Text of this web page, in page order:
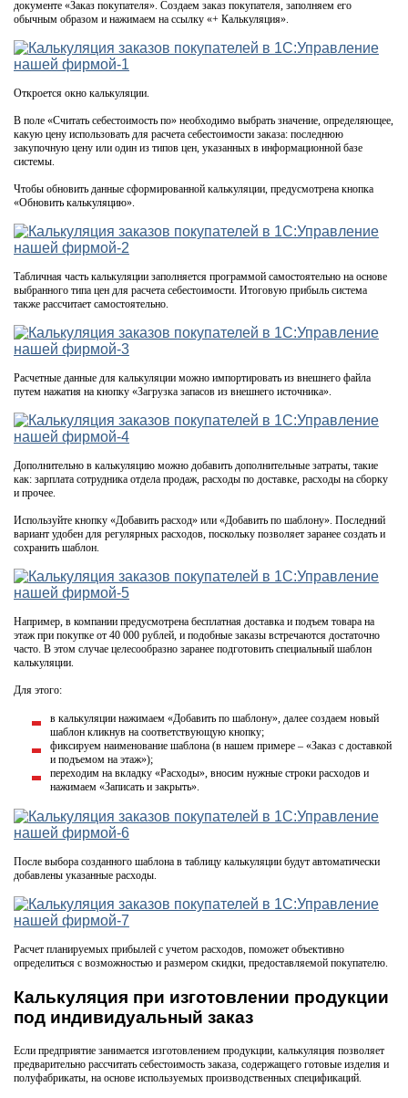
документе «Заказ покупателя». Создаем заказ покупателя, заполняем его
обычным образом и нажимаем на ссылку «+ Калькуляция».
Откроется окно калькуляции.
В поле «Считать себестоимость по» необходимо выбрать значение, определяющее,
какую цену использовать для расчета себестоимости заказа: последнюю
закупочную цену или один из типов цен, указанных в информационной базе
системы.
Чтобы обновить данные сформированной калькуляции, предусмотрена кнопка
«Обновить калькуляцию».
Табличная часть калькуляции заполняется программой самостоятельно на основе
выбранного типа цен для расчета себестоимости. Итоговую прибыль система
также рассчитает самостоятельно.
Расчетные данные для калькуляции можно импортировать из внешнего файла
путем нажатия на кнопку «Загрузка запасов из внешнего источника».
Дополнительно в калькуляцию можно добавить дополнительные затраты, такие
как: зарплата сотрудника отдела продаж, расходы по доставке, расходы на сборку
и прочее.
Используйте кнопку «Добавить расход» или «Добавить по шаблону». Последний
вариант удобен для регулярных расходов, поскольку позволяет заранее создать и
сохранить шаблон.
Например, в компании предусмотрена бесплатная доставка и подъем товара на
этаж при покупке от 40 000 рублей, и подобные заказы встречаются достаточно
часто. В этом случае целесообразно заранее подготовить специальный шаблон
калькуляции.
Для этого:
в калькуляции нажимаем «Добавить по шаблону», далее создаем новый
шаблон кликнув на соответствующую кнопку;
фиксируем наименование шаблона (в нашем примере – «Заказ с доставкой
и подъемом на этаж»);
переходим на вкладку «Расходы», вносим нужные строки расходов и
нажимаем «Записать и закрыть».
После выбора созданного шаблона в таблицу калькуляции будут автоматически
добавлены указанные расходы.
Расчет планируемых прибылей с учетом расходов, поможет объективно
определиться с возможностью и размером скидки, предоставляемой покупателю.
Калькуляция при изготовлении продукции
под индивидуальный заказ
Если предприятие занимается изготовлением продукции, калькуляция позволяет
предварительно рассчитать себестоимость заказа, содержащего готовые изделия и
полуфабрикаты, на основе используемых производственных спецификаций.